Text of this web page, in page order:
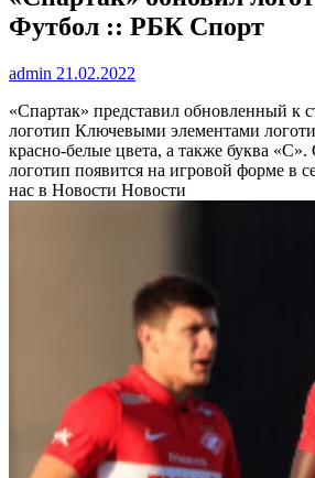
Футбол :: РБК Спорт
admin 21.02.2022
«Спартак» представил обновленный к
логотип Ключевыми элементами
красно-белые цвета, а также буква
логотип появится на игровой форме в
нас в Новости Новости